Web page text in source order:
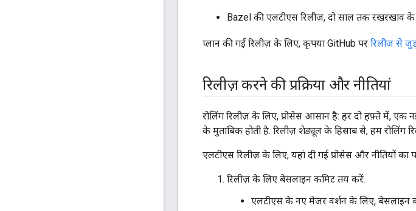
Bazel की एलटीएस रिलीज़, दो साल तक रखरखाव
प्लान की गई रिलीज़ के लिए, कृपया GitHub पर रिलीज़ से
रिलीज़ करने की प्रक्रिया और नीतियां
रोलिंग रिलीज़ के लिए, प्रोसेस आसान है: हर दो हफ़्ते में, एक
के मुताबिक होती है. रिलीज़ शेड्यूल के हिसाब से, हम रोलिंग
एलटीएस रिलीज़ के लिए, यहां दी गई प्रोसेस और नीतियों का
रिलीज़ के लिए बेसलाइन कमिट तय करें.
एलटीएस के नए मेजर वर्शन के लिए, बेसलाइन